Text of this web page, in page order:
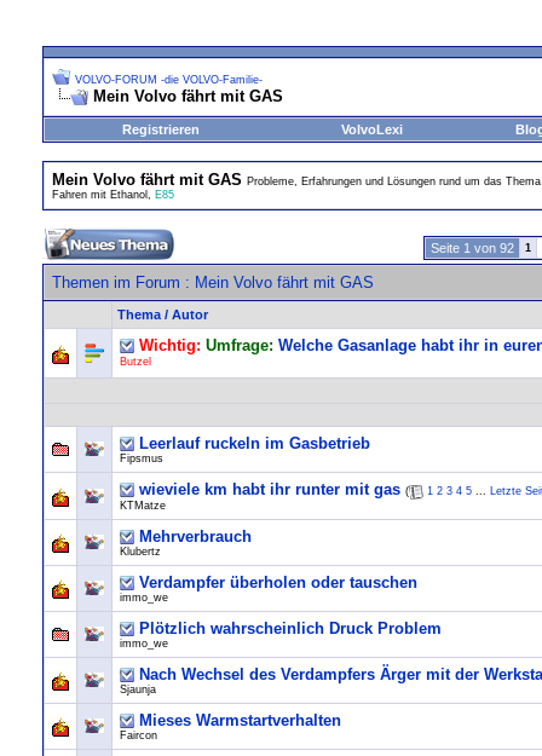
VOLVO-FORUM -die VOLVO-Familie-
Mein Volvo fährt mit GAS
Registrieren VolvoLexi
Mein Volvo fährt mit GAS Probleme, Erfahrungen und Lösungen rund um das
Fahren mit Ethanol, E85
Seite 1 von 92 1
Themen im Forum : Mein Volvo fährt mit GAS
Thema / Autor
Wichtig: Umfrage: Welche Gasanlage habt ihr in
Butzel
Leerlauf ruckeln im Gasbetrieb
Fipsmus
wieviele km habt ihr runter mit gas ( 1 2 3 4 5 ... Letzte
KTMatze
Mehrverbrauch
Klubertz
Verdampfer überholen oder tauschen
immo_we
Plötzlich wahrscheinlich Druck Problem
immo_we
Nach Wechsel des Verdampfers Ärger mit der
Sjaunja
Mieses Warmstartverhalten
Faircon